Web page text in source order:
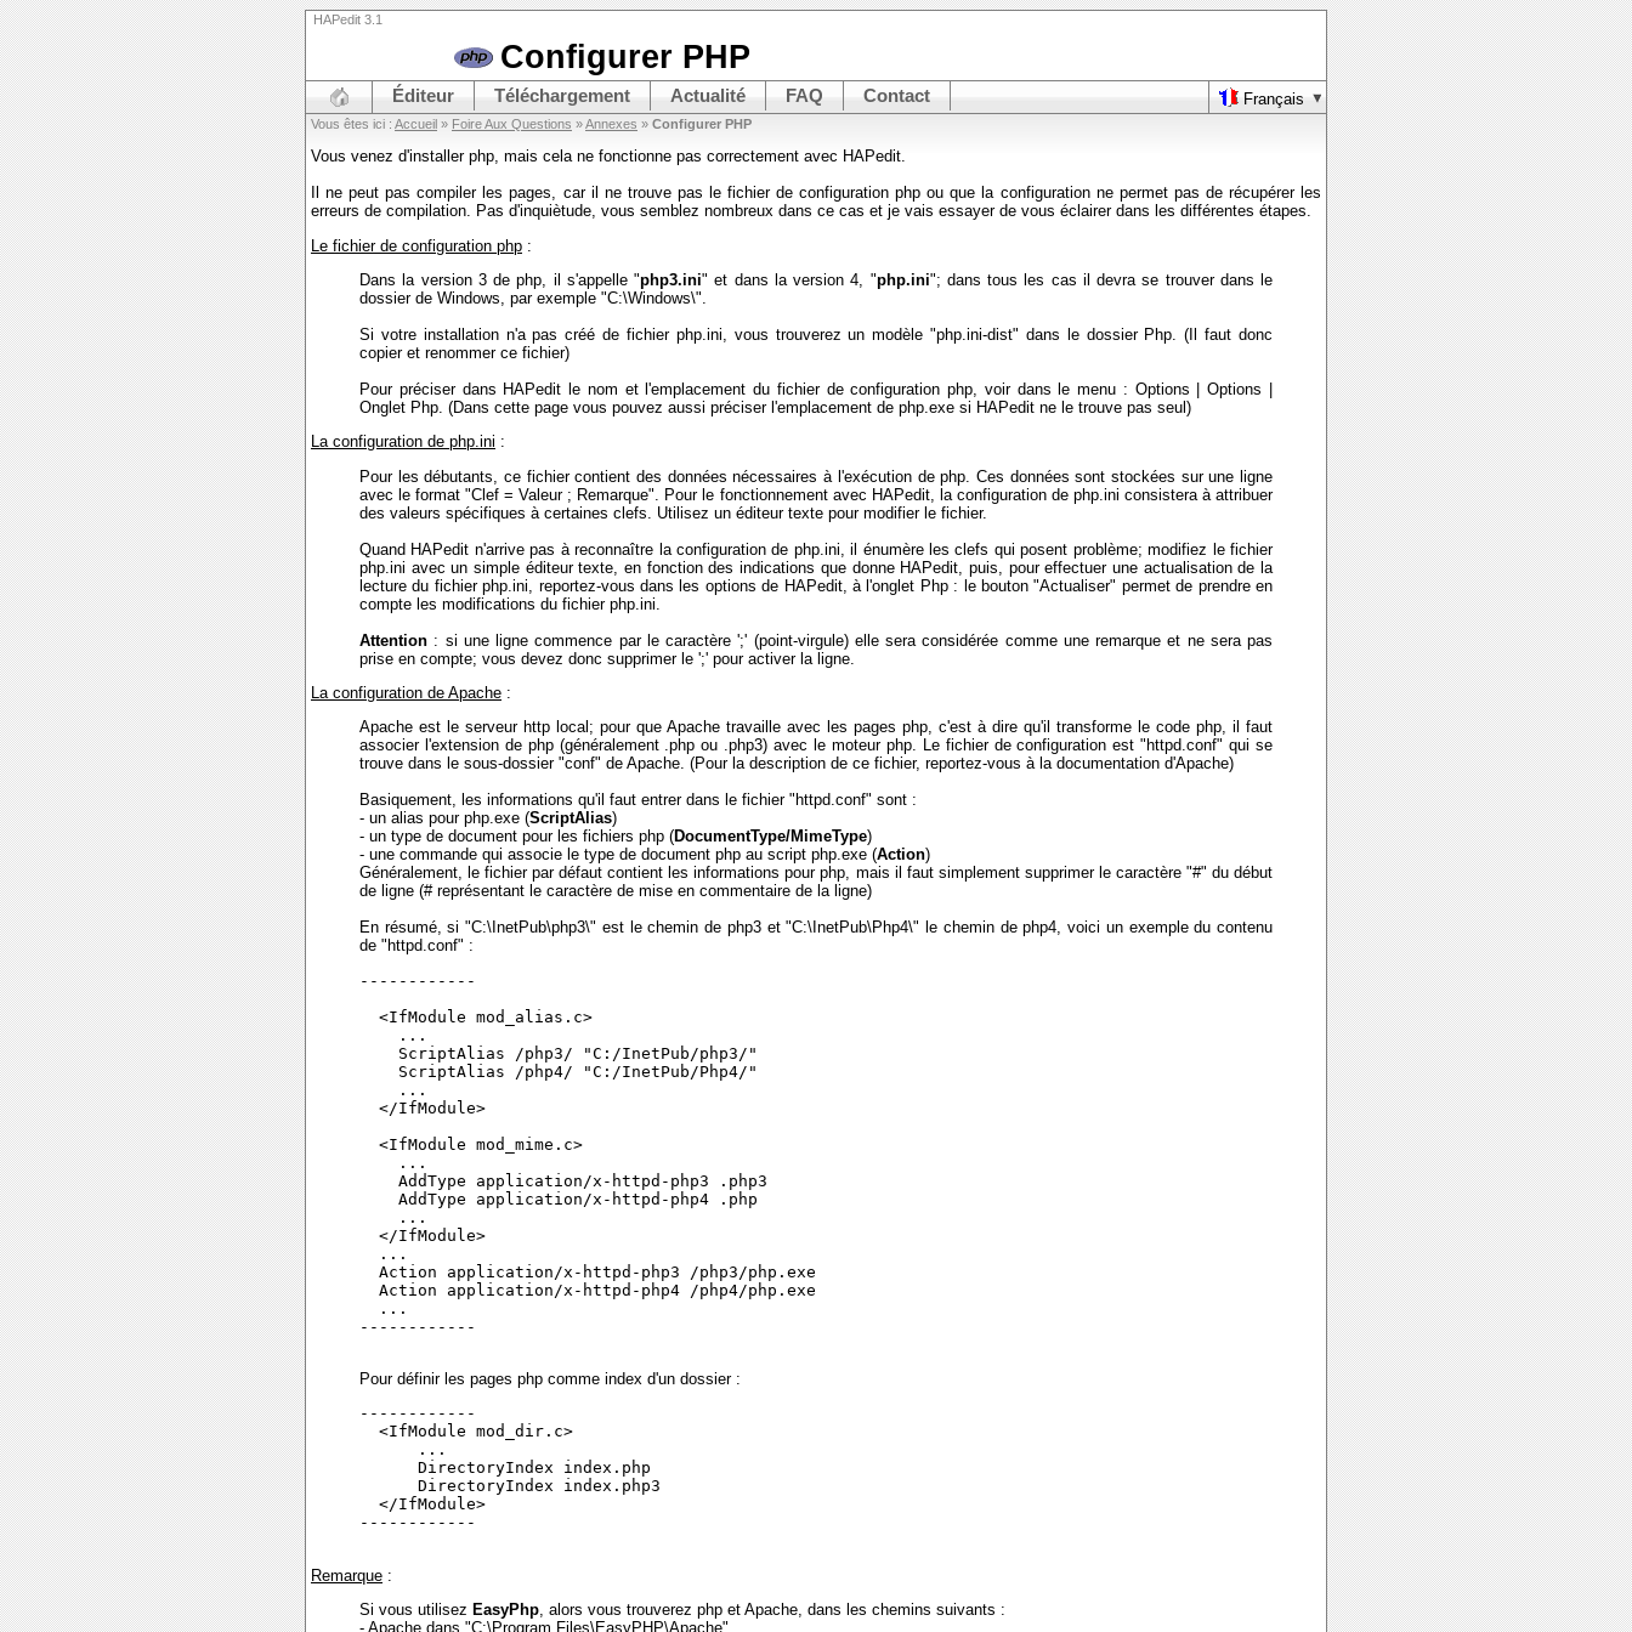
HAPedit 3.1
Configurer PHP
Français
Éditeur Téléchargement Actualité FAQ Contact
Vous êtes ici : Accueil » Foire Aux Questions »Annexes » Configurer PHP
Vous venez d'installer php, mais cela ne fonctionne pas correctement avec HAPedit.
Il ne peut pas compiler les pages, car il ne trouve pas le fichier de configuration php ou que la configuration ne permet pas de récupérer les
erreurs de compilation. Pas d'inquiètude, vous semblez nombreux dans ce cas et je vais essayer de vous éclairer dans les différentes étapes.
Le fichier de configuration php :
Dans la version 3 de php, il s'appelle "php3.ini" et dans la version 4, "php.ini"; dans tous les cas il devra se trouver dans le
dossier de Windows, par exemple "C:\Windows\".
Si votre installation n'a pas créé de fichier php.ini, vous trouverez un modèle "php.ini-dist" dans le dossier Php. (Il faut donc
copier et renommer ce fichier)
Pour préciser dans HAPedit le nom et l'emplacement du fichier de configuration php, voir dans le menu : Options | Options |
Onglet Php. (Dans cette page vous pouvez aussi préciser l'emplacement de php.exe si HAPedit ne le trouve pas seul)
La configuration de php.ini :
Pour les débutants, ce fichier contient des données nécessaires à l'exécution de php. Ces données sont stockées sur une ligne
avec le format "Clef = Valeur ; Remarque". Pour le fonctionnement avec HAPedit, la configuration de php.ini consistera à attribuer
des valeurs spécifiques à certaines clefs. Utilisez un éditeur texte pour modifier le fichier.
Quand HAPedit n'arrive pas à reconnaître la configuration de php.ini, il énumère les clefs qui posent problème; modifiez le fichier
php.ini avec un simple éditeur texte, en fonction des indications que donne HAPedit, puis, pour effectuer une actualisation de la
lecture du fichier php.ini, reportez-vous dans les options de HAPedit, à l'onglet Php : le bouton "Actualiser" permet de prendre en
compte les modifications du fichier php.ini.
Attention : si une ligne commence par le caractère ';' (point-virgule) elle sera considérée comme une remarque et ne sera pas
prise en compte; vous devez donc supprimer le ';' pour activer la ligne.
La configuration de Apache :
Apache est le serveur http local; pour que Apache travaille avec les pages php, c'est à dire qu'il transforme le code php, il faut
associer l'extension de php (généralement .php ou .php3) avec le moteur php. Le fichier de configuration est "httpd.conf" qui se
trouve dans le sous-dossier "conf" de Apache. (Pour la description de ce fichier, reportez-vous à la documentation d'Apache)
Basiquement, les informations qu'il faut entrer dans le fichier "httpd.conf" sont :
- un alias pour php.exe (ScriptAlias)
- un type de document pour les fichiers php (DocumentType/MimeType)
- une commande qui associe le type de document php au script php.exe (Action)
Généralement, le fichier par défaut contient les informations pour php, mais il faut simplement supprimer le caractère "#" du début
de ligne (# représentant le caractère de mise en commentaire de la ligne)
En résumé, si "C:\InetPub\php3\" est le chemin de php3 et "C:\InetPub\Php4\" le chemin de php4, voici un exemple du contenu
de "httpd.conf" :
------------
  <IfModule mod_alias.c>
    ...
    ScriptAlias /php3/ "C:/InetPub/php3/"
    ScriptAlias /php4/ "C:/InetPub/Php4/"
    ...
  </IfModule>
  <IfModule mod_mime.c>
    ...
    AddType application/x-httpd-php3 .php3
    AddType application/x-httpd-php4 .php
    ...
  </IfModule>
  ...
  Action application/x-httpd-php3 /php3/php.exe
  Action application/x-httpd-php4 /php4/php.exe
  ...
------------
Pour définir les pages php comme index d'un dossier :
------------
  <IfModule mod_dir.c>
      ...
      DirectoryIndex index.php
      DirectoryIndex index.php3
  </IfModule>
------------
Remarque :
Si vous utilisez EasyPhp , alors vous trouverez php et Apache, dans les chemins suivants :
- Apache dans "C:\Program Files\EasyPHP\Apache"